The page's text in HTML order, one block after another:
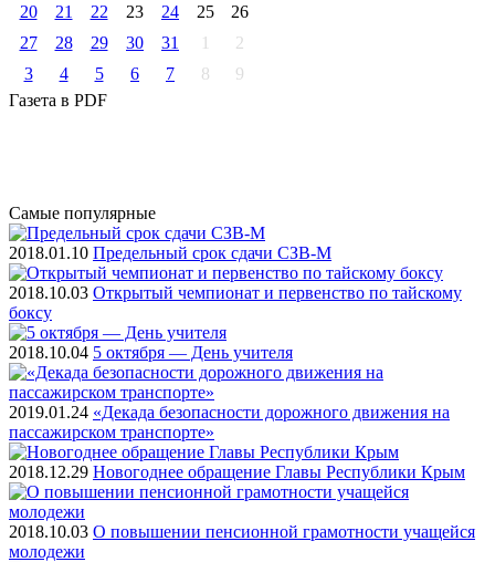
20
21 22 23 24 25
26
27
28 29 30 31 1
2
3
4 5 6 7 8
9
Газета в PDF
Самые популярные
2018.01.10 Предельный срок сдачи СЗВ-М
2018.10.03 Открытый чемпионат и первенство по тайскому
боксу
2018.10.04 5 октября — День учителя
2019.01.24 «Декада безопасности дорожного движения на
пассажирском транспорте»
2018.12.29 Новогоднее обращение Главы Республики Крым
2018.10.03 О повышении пенсионной грамотности учащейся
молодежи